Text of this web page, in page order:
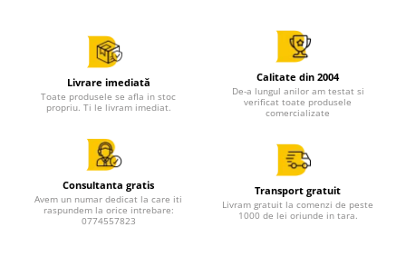
Livrare imediată
Toate produsele se afla in stoc
propriu. Ti le livram imediat.
Calitate din 2004
De-a lungul anilor am testat si
verificat toate produsele
comercializate
Consultanta gratis
Avem un numar dedicat la care iti
raspundem la orice intrebare:
0774557823
Transport gratuit
Livram gratuit la comenzi de peste
1000 de lei oriunde in tara.